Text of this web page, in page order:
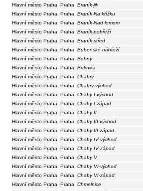
Hlavní město Praha
Praha Braník-jih
Hlavní město Praha
Praha Braník-Na křížku
Hlavní město Praha
Praha Braník-Nad lomem
Hlavní město Praha
Praha Braník-pobřeží
Hlavní město Praha
Praha Braník-střed
Hlavní město Praha
Praha Bubenské nábřeží
Hlavní město Praha
Praha Bubny
Hlavní město Praha
Praha Bulovka
Hlavní město Praha
Praha Chabry
Hlavní město Praha
Praha Chabry-východ
Hlavní město Praha
Praha Chaby I-východ
Hlavní město Praha
Praha Chaby I-západ
Hlavní město Praha
Praha Chaby II
Hlavní město Praha
Praha Chaby III-východ
Hlavní město Praha
Praha Chaby III-západ
Hlavní město Praha
Praha Chaby IV-východ
Hlavní město Praha
Praha Chaby IV-západ
Hlavní město Praha
Praha Chaby V
Hlavní město Praha
Praha Chaby VI-východ
Hlavní město Praha
Praha Chaby VI-západ
Hlavní město Praha
Praha Chmelnice